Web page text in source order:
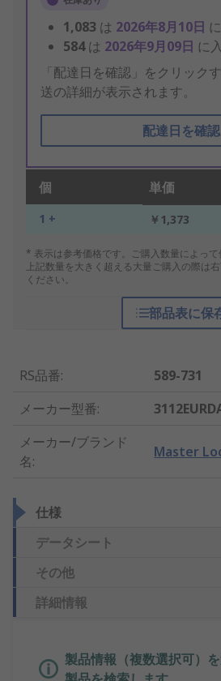
1,083 は 2026年8月10日
584は 2026年9月09日 に
「配達日を確認」をクリック
送の詳細が表示されます。
配達日を確認
個 単価
1 + ￥1,373
* 表示は参考価格です。ご購入数量によって
上記数量を大きく超える大量ご購入の際は
ください。
部品表に保
RS品番:
589-731
メーカー型番:
メーカー/ブランド
名:
Master
仕様
データシート
その他
詳細情報
製品情報（複数選択可）